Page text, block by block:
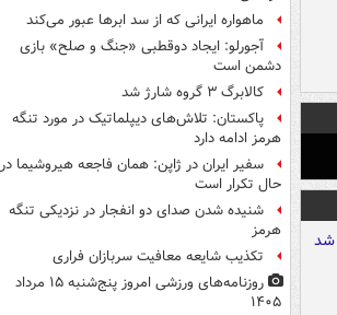
ماهواره ایرانی که از سد ابرها عبور می‌کند
آجورلو: ایجاد دوقطبی «جنگ و صلح‌» بازی
دشمن است
کالابرگ ۳ گروه شارژ شد
پاکستان: تلاش‌های دیپلماتیک در مورد تنگه
هرمز ادامه دارد
سفیر ایران در ژاپن: همان فاجعه هیروشیما در
حال تکرار است
شنیده شدن صدای دو انفجار در نزدیکی تنگه
هرمز
تکذیب شایعه معافیت سربازان فراری
روزنامه‌های ورزشی امروز پنج‌شنبه ۱۵ مرداد
۱۴۰۵